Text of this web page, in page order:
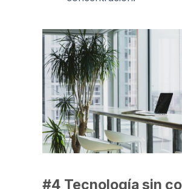
#4 Tecnología sin